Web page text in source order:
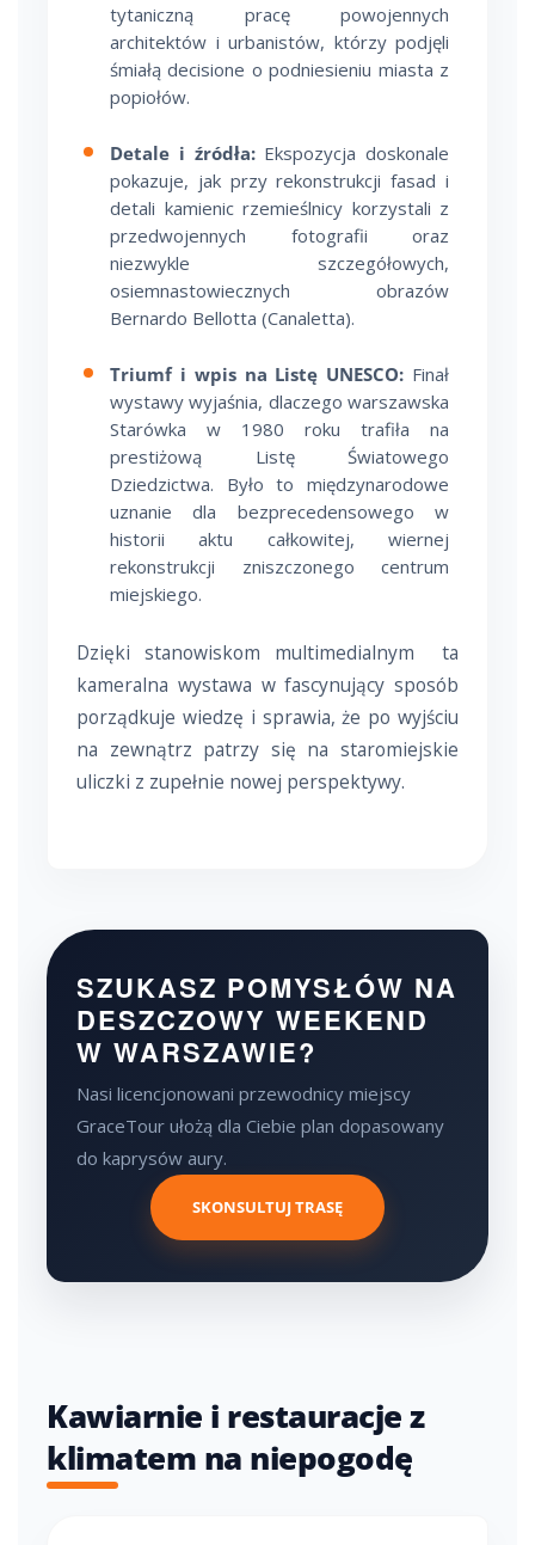
tytaniczną pracę powojennych
architektów i urbanistów, którzy podjęli
śmiałą decisione o podniesieniu miasta z
popiołów.
Detale i źródła:Ekspozycja doskonale
pokazuje, jak przy rekonstrukcji fasad i
detali kamienic rzemieślnicy korzystali z
przedwojennych fotografii oraz
niezwykle szczegółowych,
osiemnastowiecznych obrazów
Bernardo Bellotta (Canaletta).
Triumf i wpis na Listę UNESCO: Finał
wystawy wyjaśnia, dlaczego warszawska
Starówka w 1980 roku trafiła na
prestiżową Listę Światowego
Dziedzictwa. Było to międzynarodowe
uznanie dla bezprecedensowego w
historii aktu całkowitej, wiernej
rekonstrukcji zniszczonego centrum
miejskiego.
Dzięki stanowiskom multimedialnym ta
kameralna wystawa w fascynujący sposób
porządkuje wiedzę i sprawia, że po wyjściu
na zewnątrz patrzy się na staromiejskie
uliczki z zupełnie nowej perspektywy.
SZUKASZ POMYSŁÓW NA
DESZCZOWY WEEKEND
W WARSZAWIE?
Nasi licencjonowani przewodnicy miejscy
GraceTour ułożą dla Ciebie plan dopasowany
do kaprysów aury.
SKONSULTUJ TRASĘ
Kawiarnie i restauracje z
klimatem na niepogodę